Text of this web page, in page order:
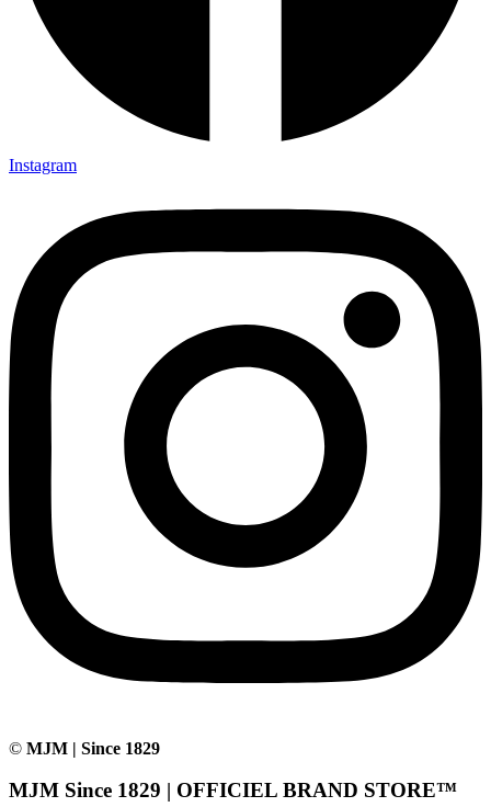
Instagram
© MJM | Since 1829
MJM Since 1829 | OFFICIEL BRAND STORE™